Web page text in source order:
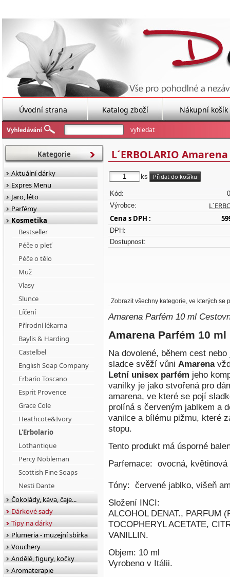
Úvodní strana Katalog zboží Nákupní košík
L´ERBOLARIO
ks
Kód:
Výrobce:
Cena s DPH :
DPH:
Dostupnost:
Zobrazit všechny kategorie, ve kterých se
Amarena Parfém 10 ml
Amarena Parfém 10 ml
Na dovolené, během cest
sladce svěží vůni Amarena
Letní unisex parfém jeho
vanilky je jako stvořená pro
amarena, ve které se pojí
prolíná s červeným jablkem a
vanilce a bílému pižmu, které
stopu.
Tento produkt má úsporné
Parfemace: ovocná, květinová
Tóny: červené jablko, višeň
Složení INCI:
ALCOHOL DENAT., PARFUM
TOCOPHERYL ACETATE,
VANILLIN.
Objem: 10 ml
Vyrobeno v Itálii.
Kategorie
Aktuální dárky
Expres Menu
Jaro, léto
Parfémy
Kosmetika
Bestseller
Péče o pleť
Péče o tělo
Muž
Vlasy
Slunce
Líčení
Přírodní lékarna
Baylis & Harding
Castelbel
English Soap Company
Erbario Toscano
Esprit Provence
Grace Cole
Heathcote&Ivory
L'Erbolario
Lothantique
Percy Nobleman
Scottish Fine Soaps
Nesti Dante
Čokolády, káva, čaje...
Dárkové sady
Tipy na dárky
Plumeria - muzejní sbírka
Vouchery
Andělé, figury, kočky
Aromaterapie